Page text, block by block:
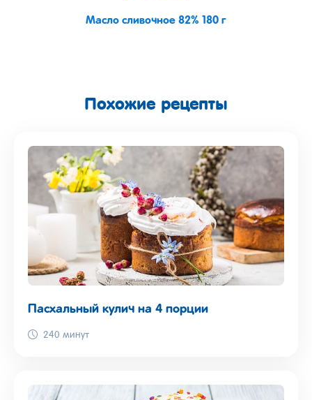
Масло сливочное 82% 180 г
Похожие рецепты
Пасхальный кулич на 4 порции
240 минут